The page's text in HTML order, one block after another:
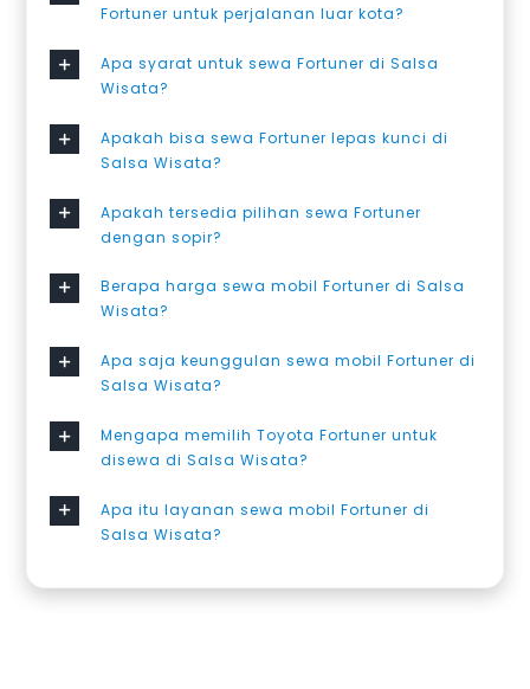
Fortuner untuk perjalanan luar kota?
Apa syarat untuk sewa Fortuner di Salsa
Wisata?
Apakah bisa sewa Fortuner lepas kunci di
Salsa Wisata?
Apakah tersedia pilihan sewa Fortuner
dengan sopir?
Berapa harga sewa mobil Fortuner di Salsa
Wisata?
Apa saja keunggulan sewa mobil Fortuner di
Salsa Wisata?
Mengapa memilih Toyota Fortuner untuk
disewa di Salsa Wisata?
Apa itu layanan sewa mobil Fortuner di
Salsa Wisata?